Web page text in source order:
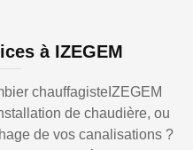
à IZEGEM
chauffagisteIZEGEM
de chaudière, ou
de vos canalisations ?